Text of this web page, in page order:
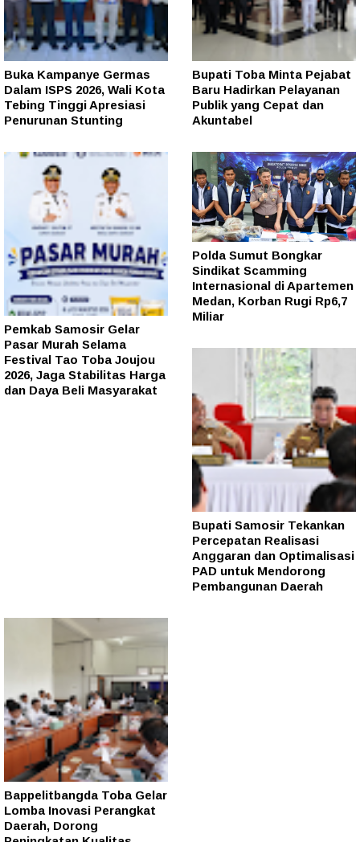
Buka Kampanye Germas
Dalam ISPS 2026, Wali Kota
Tebing Tinggi Apresiasi
Penurunan Stunting
Bupati Toba Minta Pejabat
Baru Hadirkan Pelayanan
Publik yang Cepat dan
Akuntabel
Pemkab Samosir Gelar
Pasar Murah Selama
Festival Tao Toba Joujou
2026, Jaga Stabilitas Harga
dan Daya Beli Masyarakat
Polda Sumut Bongkar
Sindikat Scamming
Internasional di Apartemen
Medan, Korban Rugi Rp6,7
Miliar
Bupati Samosir Tekankan
Percepatan Realisasi
Anggaran dan Optimalisasi
PAD untuk Mendorong
Pembangunan Daerah
Bappelitbangda Toba Gelar
Lomba Inovasi Perangkat
Daerah, Dorong